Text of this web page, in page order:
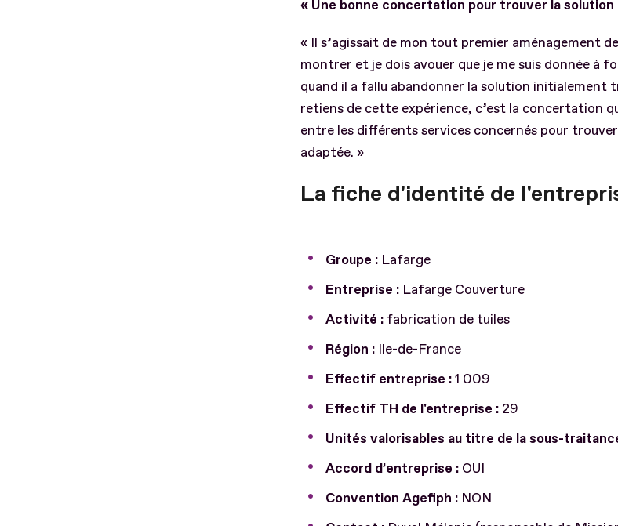
« Une bonne concertation pour trouver la solution
« Il s’agissait de mon tout premier aménagement
montrer et je dois avouer que je me suis donnée à
quand il a fallu abandonner la solution initialement
retiens de cette expérience, c’est la concertation
entre les différents services concernés pour
adaptée. »
La fiche d'identité de
Groupe : Lafarge
Entreprise : Lafarge Couverture
Activité : fabrication de tuiles
Région : Ile-de-France
Effectif entreprise :1 009
Effectif TH de l'entreprise : 29
Unités valorisables au titre de la sous-
Accord d’entreprise : OUI
Convention Agefiph : NON